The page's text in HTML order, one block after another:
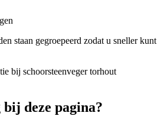
staan gegroepeerd zodat u sneller kunt
bij schoorsteenveger torhout
deze pagina?